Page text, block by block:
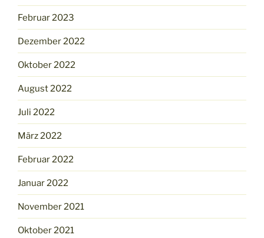
Februar 2023
Dezember 2022
Oktober 2022
August 2022
Juli 2022
März 2022
Februar 2022
Januar 2022
November 2021
Oktober 2021